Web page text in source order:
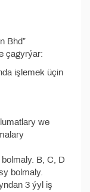
Bhd”
çagyrýar:
işlemek üçin
we
B, C, D
bolmaly.
3 ýyl iş